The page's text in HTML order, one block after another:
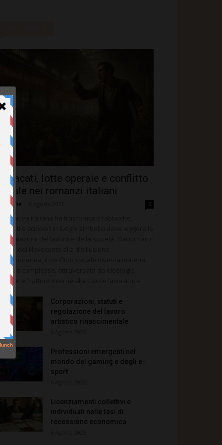
lotte operaie e conflitto
nei romanzi italiani
0
narrativa italiana ha trasformato fabbriche,
e scioperi in luoghi simbolici dove leggere le
del lavoro e della società. Dai romanzi
del Novecento alla disillusione
il conflitto sociale diventa materia
Corporazioni, statuti e
regolazione del lavoro
artistico rinascimentale
Professioni emergenti nel
mondo del gaming e degli e-
sport
Licenziamenti collettivi e
individuali nelle fasi di
recessione economica